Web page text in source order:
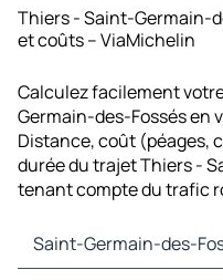
Thiers - Saint-Germain-
et coûts – ViaMichelin
Calculez facilement
Germain-des-Fossés en
Distance, coût (péages,
durée du trajet Thiers -
tenant compte du trafic
Saint-Germain-des-